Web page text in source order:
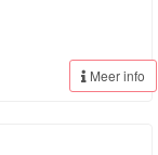
Meer info